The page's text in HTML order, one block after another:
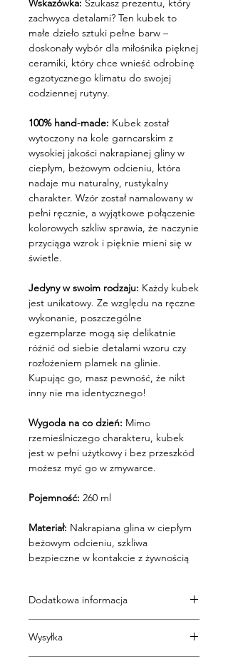
Wskazówka: Szukasz prezentu, który
zachwyca detalami? Ten kubek to
małe dzieło sztuki pełne barw –
doskonały wybór dla miłośnika pięknej
ceramiki, który chce wnieść odrobinę
egzotycznego klimatu do swojej
codziennej rutyny.
100% hand-made: Kubek został
wytoczony na kole garncarskim z
wysokiej jakości nakrapianej gliny w
ciepłym, beżowym odcieniu, która
nadaje mu naturalny, rustykalny
charakter. Wzór został namalowany w
pełni ręcznie, a wyjątkowe połączenie
kolorowych szkliw sprawia, że naczynie
przyciąga wzrok i pięknie mieni się w
świetle.
Jedyny w swoim rodzaju: Każdy kubek
jest unikatowy. Ze względu na ręczne
wykonanie, poszczególne
egzemplarze mogą się delikatnie
różnić od siebie detalami wzoru czy
rozłożeniem plamek na glinie.
Kupując go, masz pewność, że nikt
inny nie ma identycznego!
Wygoda na co dzień: Mimo
rzemieślniczego charakteru, kubek
jest w pełni użytkowy i bez przeszkód
możesz myć go w zmywarce.
Pojemność: 260 ml
Materiał: Nakrapiana glina w ciepłym
beżowym odcieniu, szkliwa
bezpieczne w kontakcie z żywnością
Dodatkowa informacja
etapie pracy tworzona jest ręcznie,
każdy przedmiot jest unikatowy, a
Wysyłka